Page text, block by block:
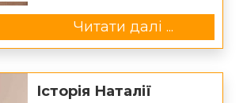
Читати далі ...
Історія Наталії